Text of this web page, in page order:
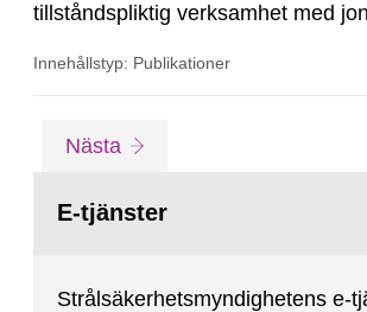
tillståndspliktig verksamhet med
tjänstbarhetsintyg (tidigare kallat
Innehållstyp: Publikationer
Nästa sida
E-tjänster
Strålsäkerhetsmyndighetens e-